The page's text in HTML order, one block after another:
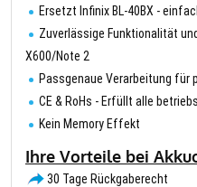
Ersetzt Infinix BL-40BX -
Zuverlässige Funktionalität
X600/Note 2
Passgenaue Verarbeitung für
CE & RoHs - Erfüllt alle
Kein Memory Effekt
Ihre Vorteile bei
30 Tage Rückgaberecht